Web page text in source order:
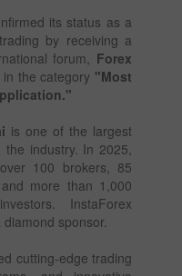
its status as a
by receiving a
forum, Forex
, in the category "Most
is one of the largest
industry. In 2025,
100 brokers, 85
more than 1,000
InstaForex
sponsor.
cutting-edge trading